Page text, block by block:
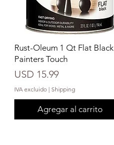
Rust-Oleum 1 Qt Flat Black
Painters Touch
Precio
USD 15.99
IVA excluido | Shipping
Agregar al carrito